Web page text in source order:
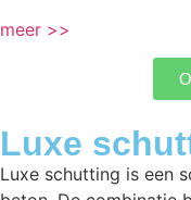
meer >>
Luxe
Luxe schutting is een